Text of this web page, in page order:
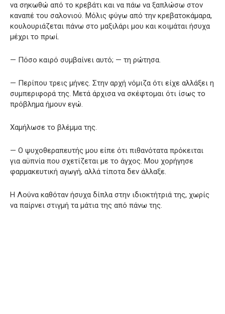
να σηκωθώ από το κρεβάτι και να πάω να ξαπλώσω στον
καναπέ του σαλονιού. Μόλις φύγω από την κρεβατοκάμαρα,
κουλουριάζεται πάνω στο μαξιλάρι μου και κοιμάται ήσυχα
μέχρι το πρωί.
— Πόσο καιρό συμβαίνει αυτό; — τη ρώτησα.
— Περίπου τρεις μήνες. Στην αρχή νόμιζα ότι είχε αλλάξει η
συμπεριφορά της. Μετά άρχισα να σκέφτομαι ότι ίσως το
πρόβλημα ήμουν εγώ.
Χαμήλωσε το βλέμμα της.
— Ο ψυχοθεραπευτής μου είπε ότι πιθανότατα πρόκειται
για αϋπνία που σχετίζεται με το άγχος. Μου χορήγησε
φαρμακευτική αγωγή, αλλά τίποτα δεν άλλαξε.
Η Λούνα καθόταν ήσυχα δίπλα στην ιδιοκτήτριά της, χωρίς
να παίρνει στιγμή τα μάτια της από πάνω της.